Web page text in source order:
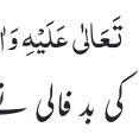
تَعَالٰی عَلَیْہِ
کی بد